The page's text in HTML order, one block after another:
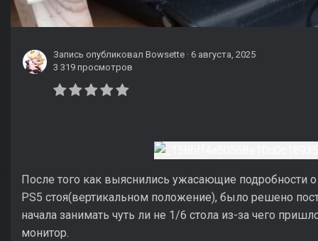
Запись опубликовал Bowsette · 6 августа, 2025
3 319 просмотров
После того как выяснились ужасающие подробности
PS5 стоя(вертикальном положение), было решено
начала занимать чуть ли не 1/6 стола из-за чего
монитор.